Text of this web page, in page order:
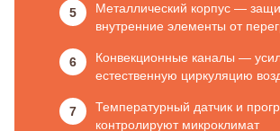
Металлический корпус —
внутренние элементы от
Конвекционные каналы —
естественную циркуляцию
Температурный датчик и
контролируют микроклимат